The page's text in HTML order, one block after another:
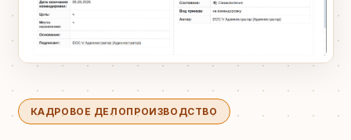
КАДРОВОЕ ДЕЛОПРОИЗВОДСТВО